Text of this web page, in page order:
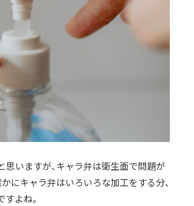
いますが、キャラ弁は衛生面で問題が
にキャラ弁はいろいろな加工をする分、
よね。